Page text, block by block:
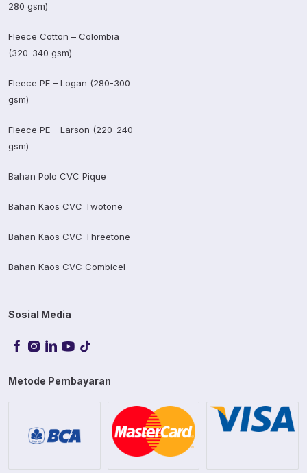
280 gsm)
Fleece Cotton – Colombia
(320-340 gsm)
Fleece PE – Logan (280-300
gsm)
Fleece PE – Larson (220-240
gsm)
Bahan Polo CVC Pique
Bahan Kaos CVC Twotone
Bahan Kaos CVC Threetone
Bahan Kaos CVC Combicel
Sosial Media
Metode Pembayaran